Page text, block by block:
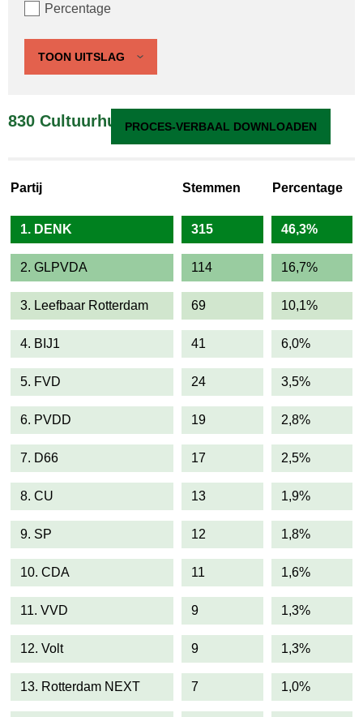
Percentage
TOON UITSLAG
830 Cultuurhuis FeyenoordPROCES-VERBAAL DOWNLOADEN
Partij Stemmen Percentage
1. DENK 315 46,3%
2. GLPVDA 114 16,7%
3. Leefbaar Rotterdam 69 10,1%
4. BIJ1 41 6,0%
5. FVD 24 3,5%
6. PVDD 19 2,8%
7. D66 17 2,5%
8. CU 13 1,9%
9. SP 12 1,8%
10. CDA 11 1,6%
11. VVD 9 1,3%
12. Volt 9 1,3%
13. Rotterdam NEXT 7 1,0%